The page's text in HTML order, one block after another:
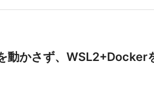
かさず、WSL2+Docker